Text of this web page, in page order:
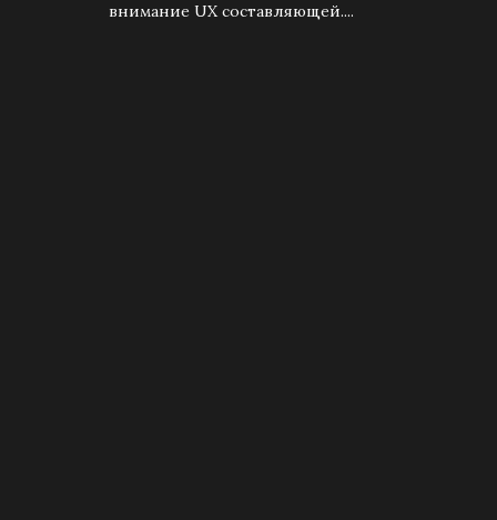
внимание UX составляющей....